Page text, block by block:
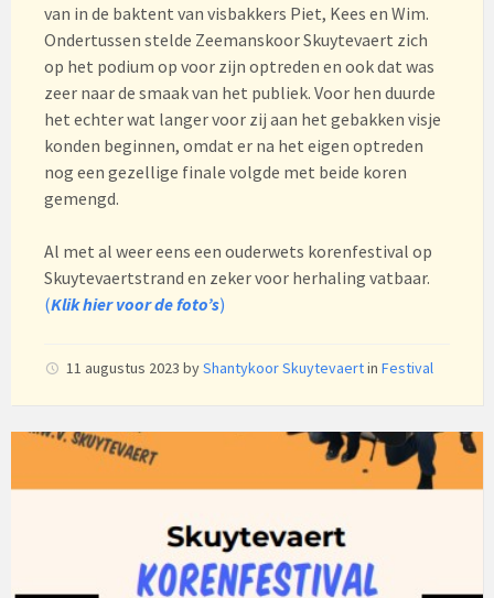
van in de baktent van visbakkers Piet, Kees en Wim.
Ondertussen stelde Zeemanskoor Skuytevaert zich
op het podium op voor zijn optreden en ook dat was
zeer naar de smaak van het publiek. Voor hen duurde
het echter wat langer voor zij aan het gebakken visje
konden beginnen, omdat er na het eigen optreden
nog een gezellige finale volgde met beide koren
gemengd.
Al met al weer eens een ouderwets korenfestival op
Skuytevaertstrand en zeker voor herhaling vatbaar.
(Klik hier voor de foto’s)
11 augustus 2023 byShantykoor Skuytevaertin Festival